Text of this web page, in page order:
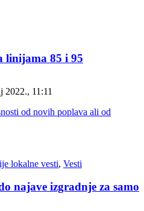
linijama 85 i 95
2022., 11:11
lokalne vesti, Vesti
najave izgradnje za samo